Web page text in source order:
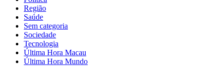
Região
Saúde
Sem categoria
Sociedade
Tecnologia
Última Hora Macau
Última Hora Mundo